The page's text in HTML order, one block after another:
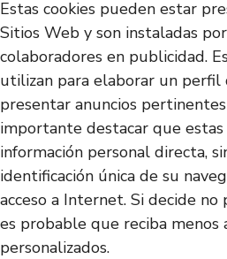
Estas cookies pueden estar
Sitios Web y son instaladas
colaboradores en publicidad.
utilizan para elaborar un perfil
presentar anuncios
importante destacar que estas
información personal directa,
identificación única de su
acceso a Internet. Si decide
es probable que reciba menos
personalizados.